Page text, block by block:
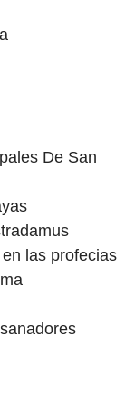
De San
las profecias